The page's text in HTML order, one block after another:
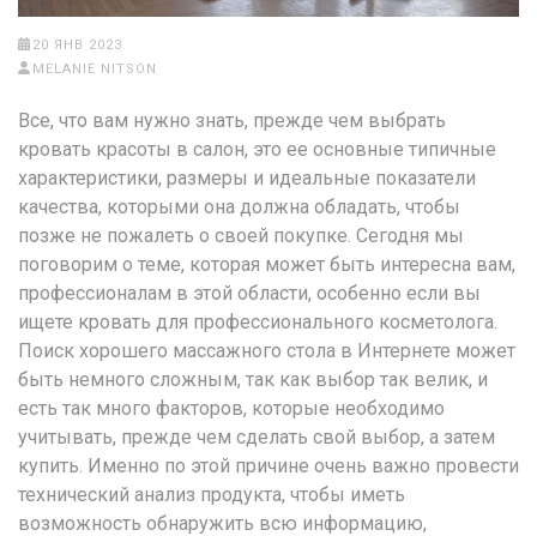
20 ЯНВ 2023
MELANIE NITSON
Все, что вам нужно знать, прежде чем выбрать
кровать красоты в салон, это ее основные типичные
характеристики, размеры и идеальные показатели
качества, которыми она должна обладать, чтобы
позже не пожалеть о своей покупке. Сегодня мы
поговорим о теме, которая может быть интересна вам,
профессионалам в этой области, особенно если вы
ищете кровать для профессионального косметолога.
Поиск хорошего массажного стола в Интернете может
быть немного сложным, так как выбор так велик, и
есть так много факторов, которые необходимо
учитывать, прежде чем сделать свой выбор, а затем
купить. Именно по этой причине очень важно провести
технический анализ продукта, чтобы иметь
возможность обнаружить всю информацию,